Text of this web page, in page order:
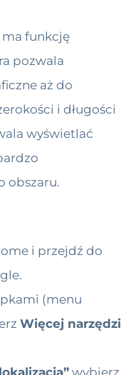
ma funkcję
pozwala
aż do
i długości
wyświetlać
obszaru.
i przejdź do
(menu
Więcej narzędzi